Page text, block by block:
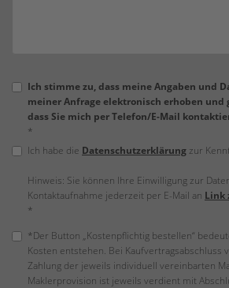
Ich stimme zu, dass meine Angaben und
meiner Anfrage elektronisch erhoben und
dass Sie mich per Telefon/E-Mail
*
Ich habe die Datenschutzerklärung zur
Hinweis: Sie können Ihre Einwilligung zur
Kontaktaufnahme jederzeit per E-Mail an Link
*
*Der Button „Kostenpflichtig bestellen“
Kosten entstehen. Bei Kaufvertragsabschluss
Zahlung der jeweils individuell vereinbarten
Maklerprovision ist jeweils verdient mit